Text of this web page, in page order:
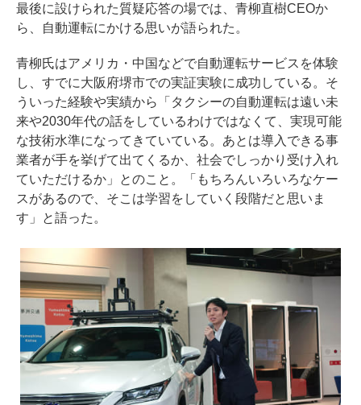
最後に設けられた質疑応答の場では、青柳直樹CEOか
ら、自動運転にかける思いが語られた。
青柳氏はアメリカ・中国などで自動運転サービスを体験
し、すでに大阪府堺市での実証実験に成功している。そ
ういった経験や実績から「タクシーの自動運転は遠い未
来や2030年代の話をしているわけではなくて、実現可能
な技術水準になってきていている。あとは導入できる事
業者が手を挙げて出てくるか、社会でしっかり受け入れ
ていただけるか」とのこと。「もちろんいろいろなケー
スがあるので、そこは学習をしていく段階だと思いま
す」と語った。